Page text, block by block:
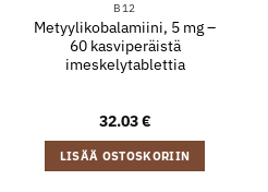
B12
Metyylikobalamiini, 5 mg –
60 kasviperäistä
imeskelytablettia
32.03€
LISÄÄ OSTOSKORIIN